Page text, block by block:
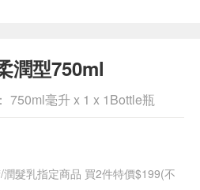
潤型750ml
750ml毫升 x 1 x 1Bottle瓶
髮乳指定商品 買2件特價$199(不